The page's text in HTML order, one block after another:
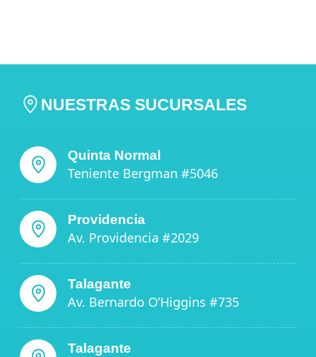
NUESTRAS SUCURSALES
Quinta Normal
Teniente Bergman #5046
Providencia
Av. Providencia #2029
Talagante
Av. Bernardo O’Higgins #735
Talagante